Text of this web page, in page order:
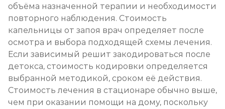
объёма назначенной терапии и необходимости
повторного наблюдения. Стоимость
капельницы от запоя врач определяет после
осмотра и выбора подходящей схемы лечения.
Если зависимый решит закодироваться после
детокса, стоимость кодировки определяется
выбранной методикой, сроком её действия.
Стоимость лечения в стационаре обычно выше,
чем при оказании помощи на дому, поскольку